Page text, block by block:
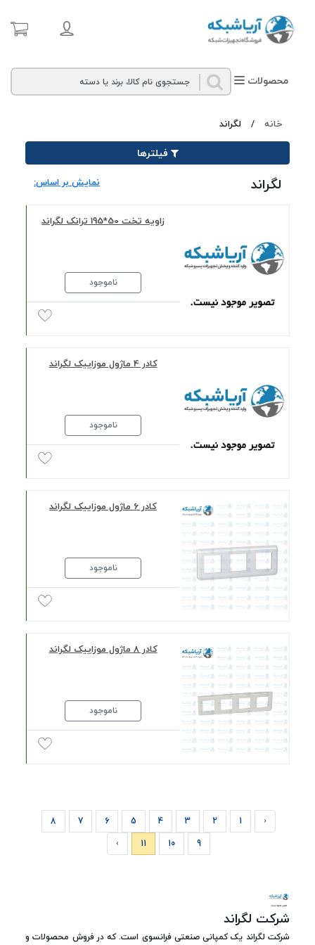
محصولات
خانه / لگراند
فیلترها
لگراند نمایش بر اساس:
زاویه تخت 50*195 ترانک لگراند
ناموجود
کادر 4 ماژول موزاییک لگراند
ناموجود
کادر 6 ماژول موزاییک لگراند
ناموجود
کادر 8 ماژول موزاییک لگراند
ناموجود
‹
1
2
3
4
5
6
7
8
9
10
11
›
شرکت لگراند
شرکت لگراند یک کمپانی صنعتی فرانسوی است. که در فروش محصولات و